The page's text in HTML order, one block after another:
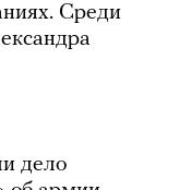
Среди
дело